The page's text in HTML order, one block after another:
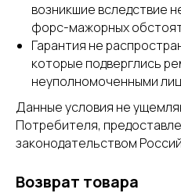
возникшие вследствие
форс-мажорных
Гарантия не
которые подверглись
неуполномоченными
Данные условия не
Потребителя,
законодательством
Возврат товара